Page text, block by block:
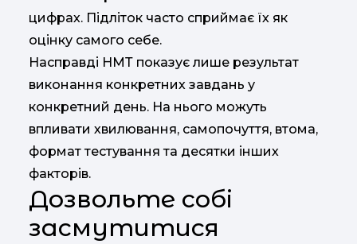
цифрах. Підліток часто сприймає їх як
оцінку самого себе.
Насправді НМТ показує лише результат
виконання конкретних завдань у
конкретний день. На нього можуть
впливати хвилювання, самопочуття, втома,
формат тестування та десятки інших
факторів.
Дозвольте собі
засмутитися